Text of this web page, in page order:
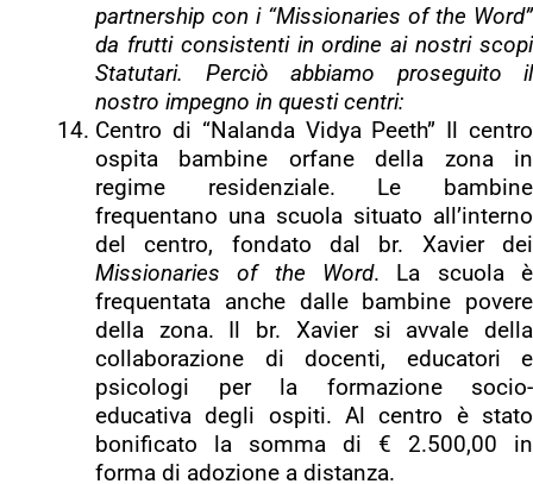
partnership con i “Missionaries of the Word”
da frutti consistenti in ordine ai nostri scopi
Statutari. Perciò abbiamo proseguito il
nostro impegno in questi centri:
Centro di “Nalanda Vidya Peeth” Il centro
ospita bambine orfane della zona in
regime residenziale. Le bambine
frequentano una scuola situato all’interno
del centro, fondato dal br. Xavier dei
Missionaries of the Word. La scuola è
frequentata anche dalle bambine povere
della zona. Il br. Xavier si avvale della
collaborazione di docenti, educatori e
psicologi per la formazione socio-
educativa degli ospiti. Al centro è stato
bonificato la somma di € 2.500,00 in
forma di adozione a distanza.